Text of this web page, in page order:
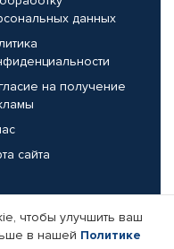
данных
на получение
сайта
чтобы улучшить ваш
в нашей Политике